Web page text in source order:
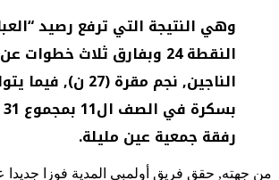
وهي النتيجة التي ترفع رصيد
النقطة 24 وبفارق ثلاث خطوات
الناجين, نجم مقرة (27
رفقة جمعية عين مليلة.
من جهته, حقق فريق أولمبي المدية فوزا